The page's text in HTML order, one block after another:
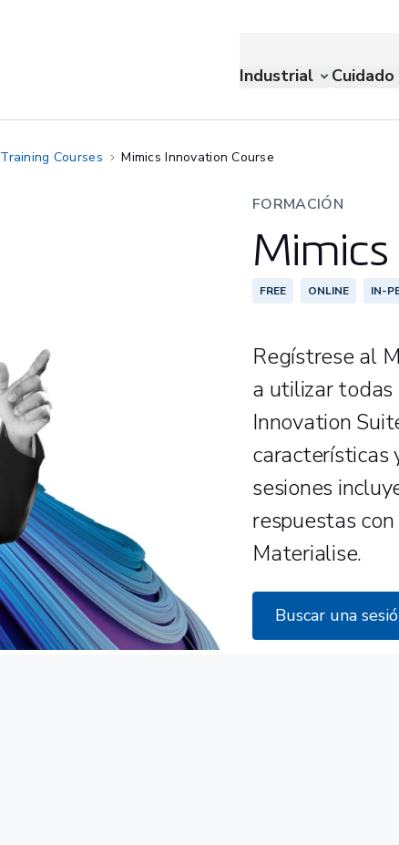
Industrial
Training Courses Mimics Innovation Course
FORMACIÓN
Mimics
FREE ONLINE IN-
Regístrese al
a utilizar todas
Innovation
características
sesiones
respuestas
Materialise.
Buscar una